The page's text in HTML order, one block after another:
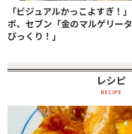
「ビジュアルかっこよすぎ！
ボ、セブン「金のマルゲリー
びっくり！」
レシピ
RECIPE